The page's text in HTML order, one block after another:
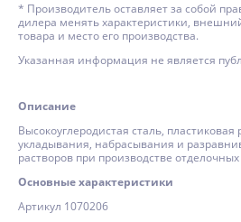
* Производитель оставляет за собой
дилера менять характеристики,
товара и место его производства.
Указанная информация не является
Описание
Высокоуглеродистая сталь,
укладывания, набрасывания и
растворов при производстве отделочных
Основные характеристики
Артикул 1070206